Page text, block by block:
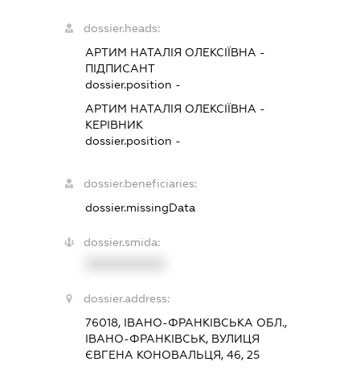
dossier.heads:
АРТИМ НАТАЛІЯ ОЛЕКСІЇВНА -
ПІДПИСАНТ
dossier.position -
АРТИМ НАТАЛІЯ ОЛЕКСІЇВНА -
КЕРІВНИК
dossier.position -
dossier.beneficiaries:
dossier.missingData
dossier.smida:
dossier.address:
76018, ІВАНО-ФРАНКІВСЬКА ОБЛ.,
ІВАНО-ФРАНКІВСЬК, ВУЛИЦЯ
ЄВГЕНА КОНОВАЛЬЦЯ, 46, 25